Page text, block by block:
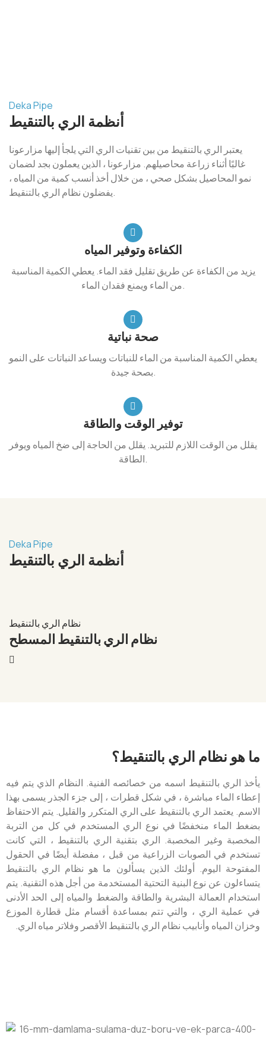
Deka Pipe
أنظمة الري بالتنقيط
يعتبر الري بالتنقيط من بين تقنيات الري التي يلجأ إليها مزارعونا
غالبًا أثناء زراعة محاصيلهم. مزارعونا ، الذين يعملون بجد لضمان
نمو المحاصيل بشكل صحي ، من خلال أخذ أنسب كمية من المياه ،
يفضلون نظام الري بالتنقيط.
الكفاءة وتوفير المياه
يزيد من الكفاءة عن طريق تقليل فقد الماء. يعطي الكمية المناسبة
من الماء ويمنع فقدان الماء.
صحة نباتية
يعطي الكمية المناسبة من الماء للنباتات ويساعد النباتات على النمو
بصحة جيدة.
توفير الوقت والطاقة
يقلل من الوقت اللازم للتبريد. يقلل من الحاجة إلى ضخ المياه ويوفر
الطاقة.
Deka Pipe
أنظمة الري بالتنقيط
نظام الري بالتنقيط
نظام الري بالتنقيط المسطح
ما هو نظام الري بالتنقيط؟
يأخذ الري بالتنقيط اسمه من خصائصه الفنية. النظام الذي يتم فيه
إعطاء الماء مباشرة ، في شكل قطرات ، إلى جزء الجذر يسمى بهذا
الاسم. يعتمد الري بالتنقيط على الري المتكرر والقليل. يتم الاحتفاظ
بضغط الماء منخفضًا في نوع الري المستخدم في كل من التربة
المخصبة وغير المخصبة. الري بتقنية الري بالتنقيط ، التي كانت
تستخدم في الصوبات الزراعية من قبل ، مفضلة أيضًا في الحقول
المفتوحة اليوم. أولئك الذين يسألون ما هو نظام الري بالتنقيط
يتساءلون عن نوع البنية التحتية المستخدمة من أجل هذه التقنية. يتم
استخدام العمالة البشرية والطاقة والضغط والمياه إلى الحد الأدنى
في عملية الري ، والتي تتم بمساعدة أقسام مثل قطارة الموزع
وخزان المياه وأنابيب نظام الري بالتنقيط الأقصر وفلاتر مياه الري.